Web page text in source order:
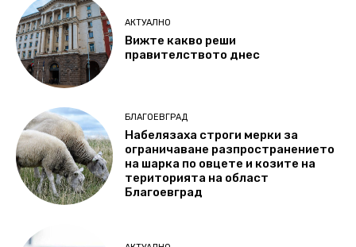
АКТУАЛНО
Вижте какво реши
правителството днес
БЛАГОЕВГРАД
Набелязаха строги мерки за
ограничаване разпространението
на шарка по овцете и козите на
територията на област
Благоевград